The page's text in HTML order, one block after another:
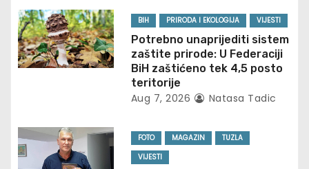
a
t
n
BIH PRIRODA I EKOLOGIJA VIJESTI
Potrebno unaprijediti sistem
zaštite prirode: U Federaciji
BiH zaštićeno tek 4,5 posto
teritorije
Aug 7, 2026 Natasa Tadic
FOTO MAGAZIN
TUZLA
VIJESTI